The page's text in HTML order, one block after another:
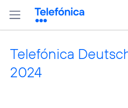
Telefónica
2024